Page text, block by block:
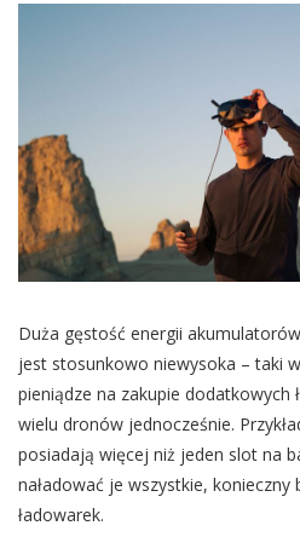
Duża gęstość energii
jest stosunkowo niewysoka – taki
pieniądze na zakupie dodatkowych
wielu dronów jednocześnie.
posiadają więcej niż jeden slot na
naładować je wszystkie, konieczny
ładowarek.